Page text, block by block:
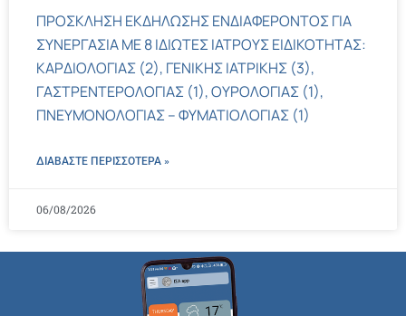
ΠΡΟΣΚΛΗΣΗ ΕΚΔΗΛΩΣΗΣ ΕΝΔΙΑΦΕΡΟΝΤΟΣ ΓΙΑ
ΣΥΝΕΡΓΑΣΙΑ ΜΕ 8 ΙΔΙΩΤΕΣ ΙΑΤΡΟΥΣ ΕΙΔΙΚΟΤΗΤΑΣ:
ΚΑΡΔΙΟΛΟΓΙΑΣ (2), ΓΕΝΙΚΗΣ ΙΑΤΡΙΚΗΣ (3),
ΓΑΣΤΡΕΝΤΕΡΟΛΟΓΙΑΣ (1), ΟΥΡΟΛΟΓΙΑΣ (1),
ΠΝΕΥΜΟΝΟΛΟΓΙΑΣ – ΦΥΜΑΤΙΟΛΟΓΙΑΣ (1)
ΔΙΑΒΑΣΤΕ ΠΕΡΙΣΣΌΤΕΡΑ »
06/08/2026